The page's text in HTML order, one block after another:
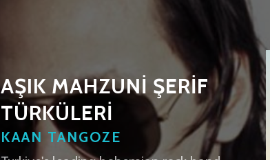
AŞIK MAHZUNİ ŞERİF
TÜRKÜLERİ
KAAN TANGOZE